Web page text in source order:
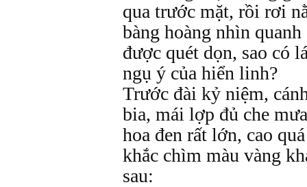
qua trước mặt, rồi rơi
bàng hoàng nhìn
được quét dọn, sao có
ngụ ý của hiển linh?
Trước đài kỷ niệm,
bia, mái lợp đủ che
hoa đen rất lớn, cao
khắc chìm màu vàng
sau: